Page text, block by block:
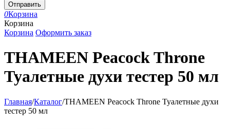
Отправить
0Корзина
Корзина
Корзина Оформить заказ
THAMEEN Peacock Throne
Туалетные духи тестер 50 мл
Главная/Каталог/THAMEEN Peacock Throne Туалетные духи
тестер 50 мл